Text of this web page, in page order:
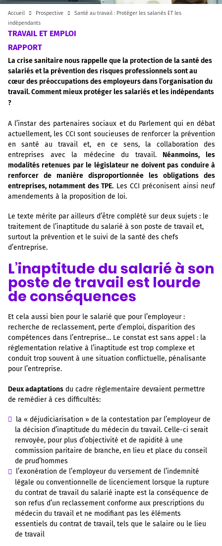
Accueil Prospective
Santé au travail : Protéger les salariés ET les
indépendants
TRAVAIL ET EMPLOI
RAPPORT
La crise sanitaire nous rappelle que la protection de la santé des
salariés et la prévention des risques professionnels sont au
cœur des préoccupations des employeurs dans l’organisation du
travail. Comment mieux protéger les salariés et les indépendants
?
A l’instar des partenaires sociaux et du Parlement qui en débat
actuellement, les CCI sont soucieuses de renforcer la prévention
en santé au travail et, en ce sens, la collaboration des
entreprises avec la médecine du travail. Néanmoins, les
modalités retenues par le législateur ne doivent pas conduire à
renforcer de manière disproportionnée les obligations des
entreprises, notamment des TPE. Les CCI préconisent ainsi neuf
amendements à la proposition de loi.
Le texte mérite par ailleurs d’être complété sur deux sujets : le
traitement de l’inaptitude du salarié à son poste de travail et,
surtout la prévention et le suivi de la santé des chefs
d’entreprise.
L’inaptitude du salarié à son
poste de travail est lourde
de conséquences
Et cela aussi bien pour le salarié que pour l’employeur :
recherche de reclassement, perte d’emploi, disparition des
compétences dans l’entreprise… Le constat est sans appel : la
réglementation relative à l’inaptitude est trop complexe et
conduit trop souvent à une situation conflictuelle, pénalisante
pour l’entreprise.
Deux adaptations du cadre réglementaire devraient permettre
de remédier à ces difficultés:
la « déjudiciarisation » de la contestation par l’employeur de
la décision d’inaptitude du médecin du travail. Celle-ci serait
renvoyée, pour plus d’objectivité et de rapidité à une
commission paritaire de branche, en lieu et place du conseil
de prud’hommes
l’exonération de l’employeur du versement de l’indemnité
légale ou conventionnelle de licenciement lorsque la rupture
du contrat de travail du salarié inapte est la conséquence de
son refus d’un reclassement conforme aux prescriptions du
médecin du travail et ne modifiant pas les éléments
essentiels du contrat de travail, tels que le salaire ou le lieu
de travail